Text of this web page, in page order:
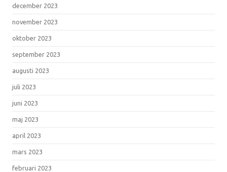
december 2023
november 2023
oktober 2023
september 2023
augusti 2023
juli 2023
juni 2023
maj 2023
april 2023
mars 2023
februari 2023